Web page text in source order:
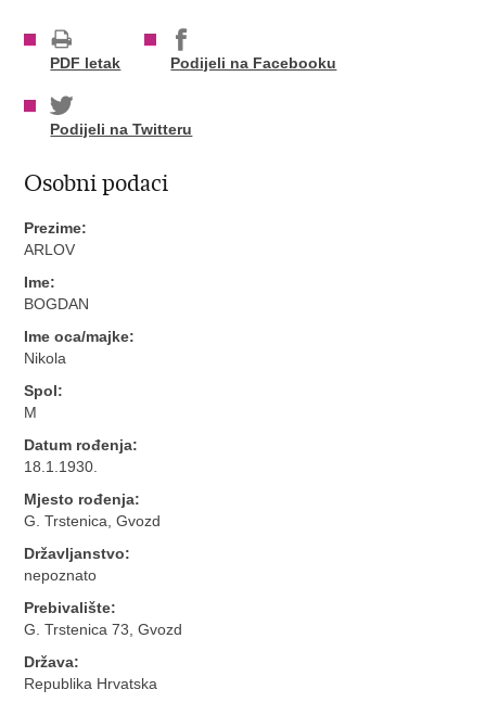
PDF letak Podijeli na Facebooku
Podijeli na Twitteru
Osobni podaci
Prezime:
ARLOV
Ime:
BOGDAN
Ime oca/majke:
Nikola
Spol:
M
Datum rođenja:
18.1.1930.
Mjesto rođenja:
G. Trstenica, Gvozd
Državljanstvo:
nepoznato
Prebivalište:
G. Trstenica 73, Gvozd
Država:
Republika Hrvatska